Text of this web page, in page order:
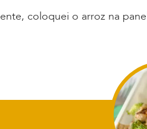
coloquei o arroz na